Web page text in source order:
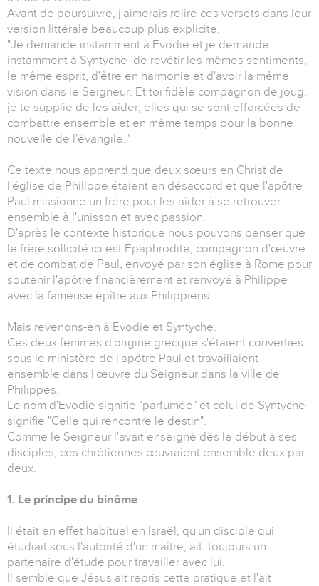
Avant de poursuivre, j'aimerais relire ces versets dans leur
version littérale beaucoup plus explicite.
"Je demande instamment à Evodie et je demande
instamment à Syntyche de revêtir les mêmes sentiments,
le même esprit, d'être en harmonie et d'avoir la même
vision dans le Seigneur. Et toi fidèle compagnon de joug,
je te supplie de les aider, elles qui se sont efforcées de
combattre ensemble et en même temps pour la bonne
nouvelle de l'évangile."
Ce texte nous apprend que deux sœurs en Christ de
l'église de Philippe étaient en désaccord et que l'apôtre
Paul missionne un frère pour les aider à se retrouver
ensemble à l'unisson et avec passion.
D'après le contexte historique nous pouvons penser que
le frère sollicité ici est Epaphrodite, compagnon d'œuvre
et de combat de Paul, envoyé par son église à Rome pour
soutenir l'apôtre financièrement et renvoyé à Philippe
avec la fameuse épître aux Philippiens.
Mais revenons-en à Evodie et Syntyche.
Ces deux femmes d'origine grecque s'étaient converties
sous le ministère de l'apôtre Paul et travaillaient
ensemble dans l'œuvre du Seigneur dans la ville de
Philippes.
Le nom d'Evodie signifie "parfumée" et celui de Syntyche
signifie "Celle qui rencontre le destin".
Comme le Seigneur l'avait enseigné dès le début à ses
disciples, ces chrétiennes œuvraient ensemble deux par
deux.
1. Le principe du binôme
Il était en effet habituel en Israël, qu'un disciple qui
étudiait sous l'autorité d'un maître, ait toujours un
partenaire d'étude pour travailler avec lui.
Il semble que Jésus ait repris cette pratique et l'ait